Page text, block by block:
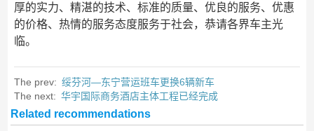
厚的实力、精湛的技术、标准的质量、优良的服务、优惠
的价格、热情的服务态度服务于社会，恭请各界车主光
临。
The prev: 绥芬河—东宁营运班车更换6辆新车
The next: 华宇国际商务酒店主体工程已经完成
Related recommendations